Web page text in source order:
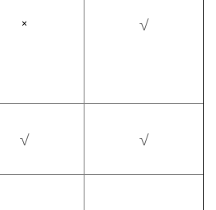
× √
√ √